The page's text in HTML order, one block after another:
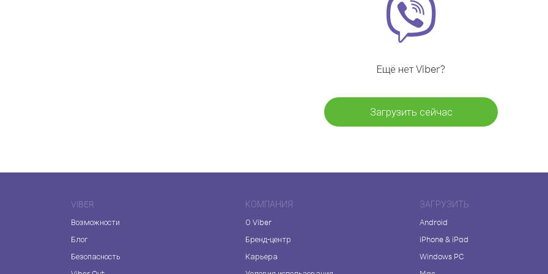
Ещё нет Viber?
Загрузить сейчас
VIBER
Возможности
Блог
Безопасность
КОМПАНИЯ
О Viber
Бренд-центр
Карьера
ЗАГРУЗИТЬ
Android
iPhone & iPad
Windows PC